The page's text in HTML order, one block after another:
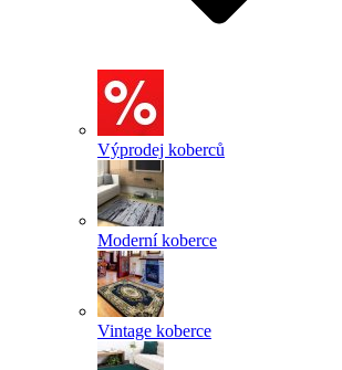
Výprodej koberců
Moderní koberce
Vintage koberce